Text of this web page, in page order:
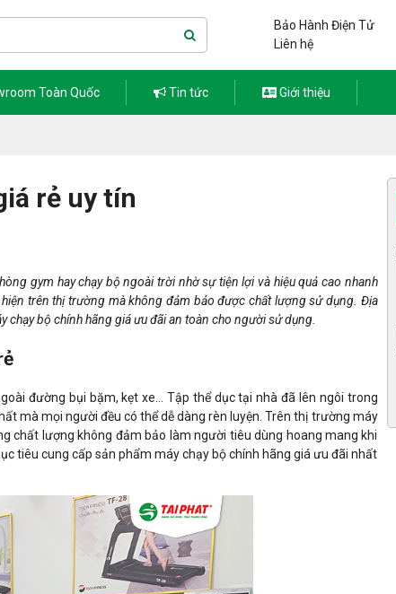
Bảo Hành Điện Tử
Liên hệ
Toàn Quốc Tin tức Giới thiệu
rẻ uy tín
gym hay chạy bộ ngoài trời nhờ sự tiện lợi và hiệu quả cao nhanh
trên thị trường mà không đảm bảo được chất lượng sử dụng. Địa
chạy bộ chính hãng giá ưu đãi an toàn cho người sử dụng.
đường bụi bặm, kẹt xe… Tập thể dục tại nhà đã lên ngôi trong
mà mọi người đều có thể dễ dàng rèn luyện. Trên thị trường máy
chất lượng không đảm bảo làm người tiêu dùng hoang mang khi
tiêu cung cấp sản phẩm máy chạy bộ chính hãng giá ưu đãi nhất